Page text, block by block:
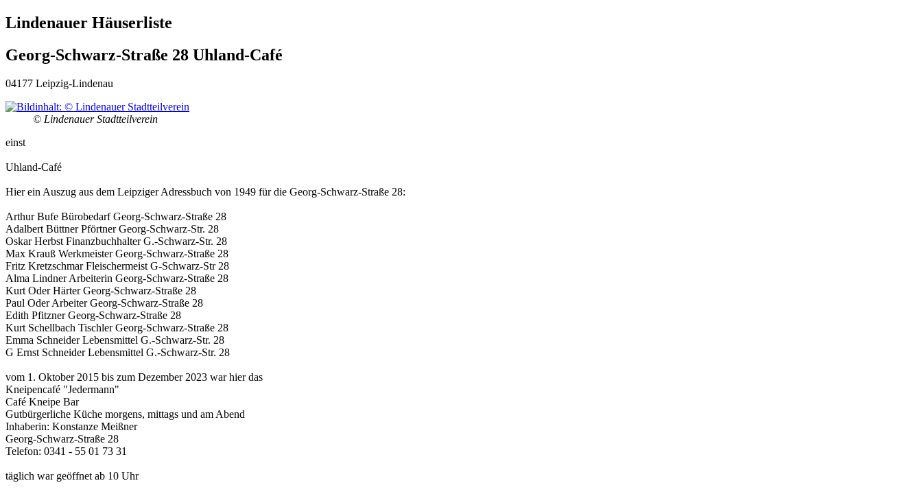
Lindenauer Häuserliste
Georg-Schwarz-Straße 28 Uhland-Café
04177 Leipzig-Lindenau
© Lindenauer Stadtteilverein
einst
Uhland-Café
Hier ein Auszug aus dem Leipziger Adressbuch von 1949 für die Georg-Schwarz-Straße 28:
Arthur Bufe Bürobedarf Georg-Schwarz-Straße 28
Adalbert Büttner Pförtner Georg-Schwarz-Str. 28
Oskar Herbst Finanzbuchhalter G.-Schwarz-Str. 28
Max Krauß Werkmeister Georg-Schwarz-Straße 28
Fritz Kretzschmar Fleischermeist G-Schwarz-Str 28
Alma Lindner Arbeiterin Georg-Schwarz-Straße 28
Kurt Oder Härter Georg-Schwarz-Straße 28
Paul Oder Arbeiter Georg-Schwarz-Straße 28
Edith Pfitzner Georg-Schwarz-Straße 28
Kurt Schellbach Tischler Georg-Schwarz-Straße 28
Emma Schneider Lebensmittel G.-Schwarz-Str. 28
G Ernst Schneider Lebensmittel G.-Schwarz-Str. 28
vom 1. Oktober 2015 bis zum Dezember 2023 war hier das
Kneipencafé "Jedermann"
Café Kneipe Bar
Gutbürgerliche Küche morgens, mittags und am Abend
Inhaberin: Konstanze Meißner
Georg-Schwarz-Straße 28
Telefon: 0341 - 55 01 73 31
täglich war geöffnet ab 10 Uhr